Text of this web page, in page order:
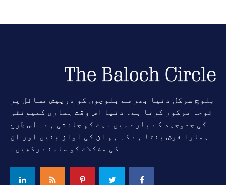
بلوچ سرکل دنیا بھر سے بلوچوں کو درپیش مسائل پر
توجہ مرکوز کرتا ہے۔ دنیا اس وقت ہماری کمیونٹی
کی جدوجہد کے بارے میں بہت کم جانتی ہے۔ اس طرح
ہمارا فرض بنتا ہے کہ ہم ان کی آواز بنیں اور ان
کی مشکلات کو سامنے رکھیں۔